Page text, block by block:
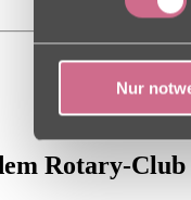
Nur
Rotary-